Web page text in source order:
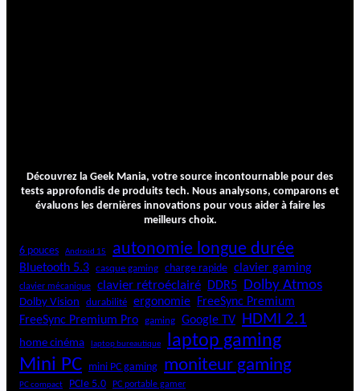
Découvrez la Geek Mania, votre source incontournable pour des
tests approfondis de produits tech. Nous analysons, comparons et
évaluons les dernières innovations pour vous aider à faire les
meilleurs choix.
6 pouces Android 15 autonomie longue durée
Bluetooth 5.3 casque gaming charge rapide clavier gaming
clavier mécanique clavier rétroéclairé DDR5 Dolby Atmos
Dolby Vision durabilité ergonomie
FreeSync Premium
FreeSync Premium Pro
gaming Google TV HDMI 2.1
home cinéma laptop bureautique laptop gaming
Mini PC mini PC gaming moniteur gaming
PC compact PCIe 5.0 PC portable gamer